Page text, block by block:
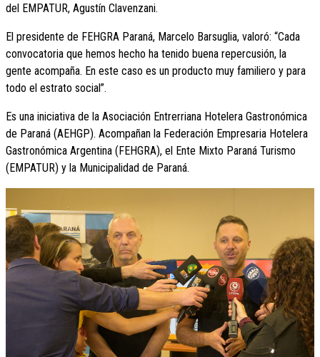
del EMPATUR, Agustín Clavenzani.
El presidente de FEHGRA Paraná, Marcelo Barsuglia, valoró: “Cada
convocatoria que hemos hecho ha tenido buena repercusión, la
gente acompaña. En este caso es un producto muy familiero y para
todo el estrato social”.
Es una iniciativa de la Asociación Entrerriana Hotelera Gastronómica
de Paraná (AEHGP). Acompañan la Federación Empresaria Hotelera
Gastronómica Argentina (FEHGRA), el Ente Mixto Paraná Turismo
(EMPATUR) y la Municipalidad de Paraná.